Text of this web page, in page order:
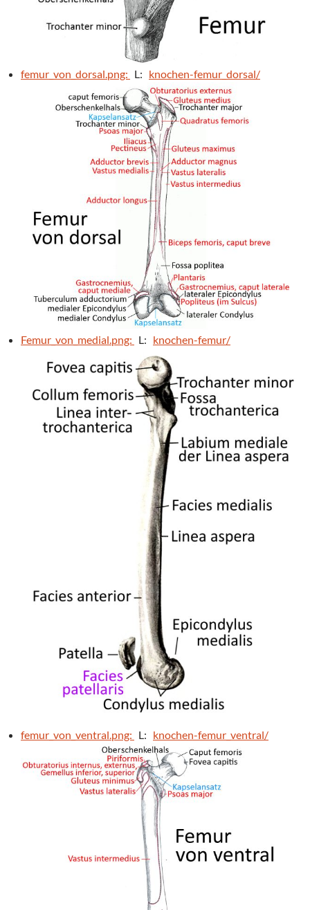
femur_von_dorsal.png: L: knochen-femur_dorsal/
Femur_von_medial.png: L: knochen-femur/
femur_von_ventral.png: L: knochen-femur_ventral/